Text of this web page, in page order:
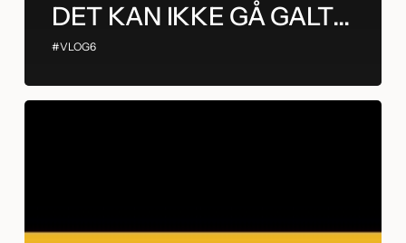
DET KAN IKKE GÅ GALT…
#VLOG6